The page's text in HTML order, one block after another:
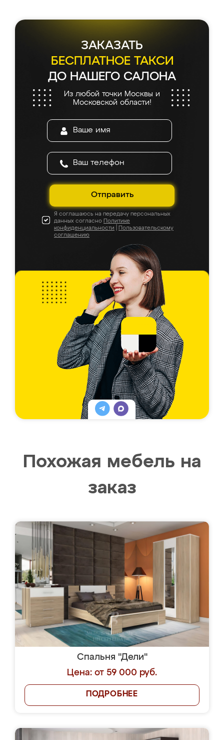
ЗАКАЗАТЬ
БЕСПЛАТНОЕ ТАКСИ
ДО НАШЕГО САЛОНА
Из любой точки Москвы и
Московской области!
Отправить
Я соглашаюсь на передачу персональных
данных согласно Политике
конфиденциальности
Пользовательскому
соглашению
Похожая мебель на
заказ
Спальня "Дели"
Цена: от 59 000 руб.
ПОДРОБНЕЕ